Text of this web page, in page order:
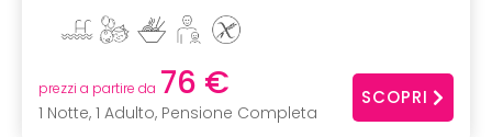
prezzi a partire da 76 €
1 Notte, 1 Adulto, Pensione Completa
SCOPRI